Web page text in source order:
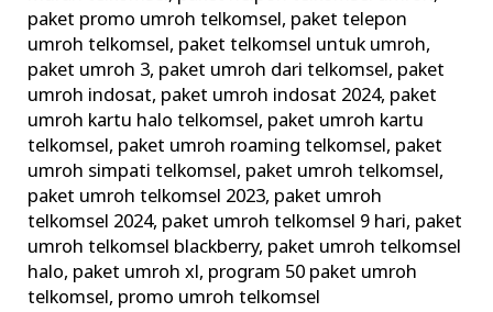
paket promo umroh telkomsel, paket telepon
umroh telkomsel, paket telkomsel untuk umroh,
paket umroh 3, paket umroh dari telkomsel, paket
umroh indosat, paket umroh indosat 2024, paket
umroh kartu halo telkomsel, paket umroh kartu
telkomsel, paket umroh roaming telkomsel, paket
umroh simpati telkomsel, paket umroh telkomsel,
paket umroh telkomsel 2023, paket umroh
telkomsel 2024, paket umroh telkomsel 9 hari, paket
umroh telkomsel blackberry, paket umroh telkomsel
halo, paket umroh xl, program 50 paket umroh
telkomsel, promo umroh telkomsel